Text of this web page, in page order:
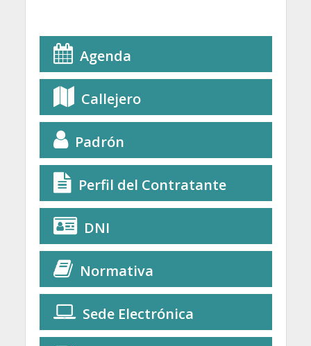
Agenda
Callejero
Padrón
Perfil del Contratante
DNI
Normativa
Sede Electrónica